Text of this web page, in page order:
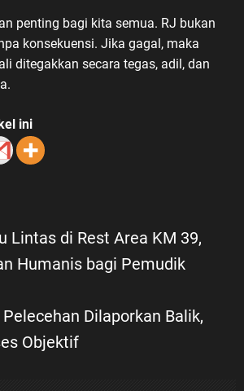
penting bagi kita semua. RJ bukan
konsekuensi. Jika gagal, maka
ditegakkan secara tegas, adil, dan
ini
Lintas di Rest Area KM 39,
Humanis bagi Pemudik
Dilaporkan Balik,
Objektif